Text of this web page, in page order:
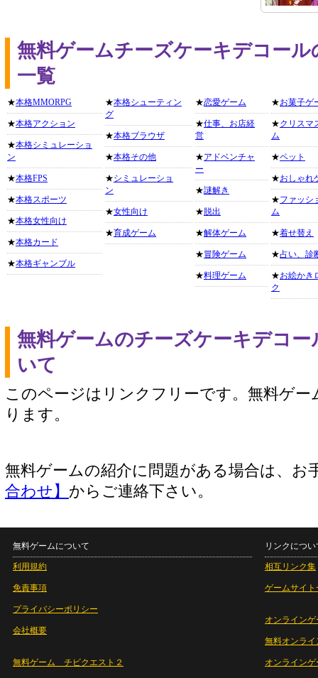
無料ゲームチーズケーキデコー
一覧
★本格MMORPG
★本格アクション
★本格シミュレーショ
ン
★本格FPS
★本格スポーツ
★本格女性向け
★本格カード
★本格ギャンブル
★本格シューティン
グ
★本格ブラウザ
★本格その他
★シミュレーショ
ン
★女性向け
★育成ゲーム
★恋愛ゲーム
★仕事、お店経
営
★アドベンチャ
ー
★謎解き
★ 脱出
★解体ゲーム
★冒険ゲーム
★料理ゲーム
★お菓子ゲ
★クリスマ
ム
★ペット
★おしゃれ
★ファッシ
ム
★着せ替え
★占い、診
★お絵かき
ク
無料ゲームのチーズケーキデコ
いて
このページはリンクフリーです。無料ゲー
ります。
無料ゲームの紹介に問題がある場合は、お
合わせ】 からご連絡下さい。
無料ゲームについて
利用規約
免責事項
プライバシーポリシー
会社概要
無料ゲーム チビクエスト２
リンクについ
相互リンク集
ゲームサイト
オンラインゲ
無料オンライ
オンライン